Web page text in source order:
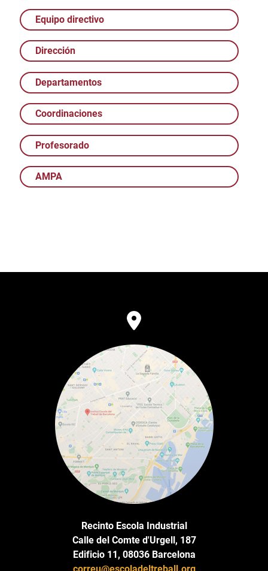
Equipo directivo
Dirección
Departamentos
Coordinaciones
Profesorado
AMPA
Recinto Escola Industrial
Calle del Comte d'Urgell, 187
Edificio 11, 08036 Barcelona